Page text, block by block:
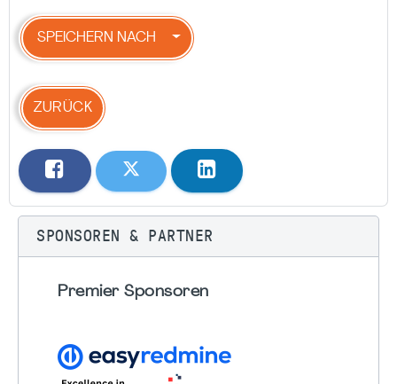
SPEICHERN NACH
ZURÜCK
SPONSOREN & PARTNER
Premier Sponsoren